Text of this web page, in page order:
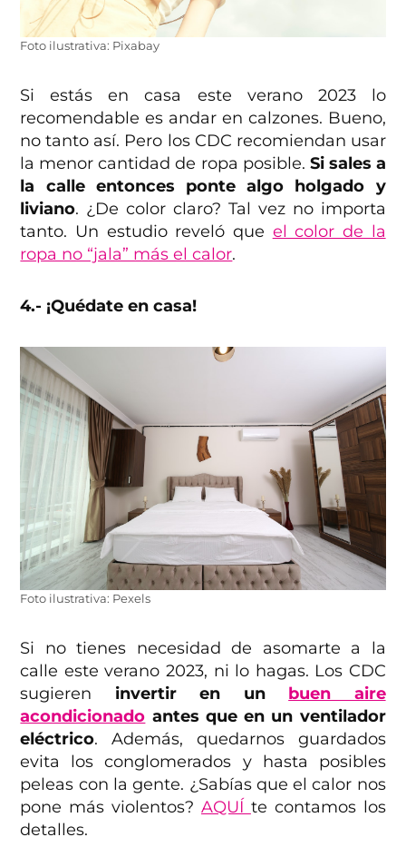
Foto ilustrativa: Pixabay
Si estás en casa este verano 2023 lo
recomendable es andar en calzones. Bueno,
no tanto así. Pero los CDC recomiendan usar
la menor cantidad de ropa posible. Si sales a
la calle entonces ponte algo holgado y
liviano. ¿De color claro? Tal vez no importa
tanto. Un estudio reveló que el color de la
ropa no “jala” más el calor.
4.- ¡Quédate en casa!
Foto ilustrativa: Pexels
Si no tienes necesidad de asomarte a la
calle este verano 2023, ni lo hagas. Los CDC
sugieren invertir en un buen aire
acondicionado antes que en un ventilador
eléctrico. Además, quedarnos guardados
evita los conglomerados y hasta posibles
peleas con la gente. ¿Sabías que el calor nos
pone más violentos? AQUÍ te contamos los
detalles.